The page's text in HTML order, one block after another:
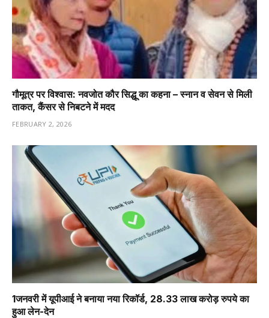
गौमूत्र पर विश्वास: नवजोत कौर सिद्धू का कहना – स्नान व सेवन से मिली
ताकत, कैंसर से निबटने में मदद
FEBRUARY 2, 2026
1️जनवरी में यूपीआई ने बनाया नया रिकॉर्ड, 28.33 लाख करोड़ रुपये का
हुआ लेन-देन